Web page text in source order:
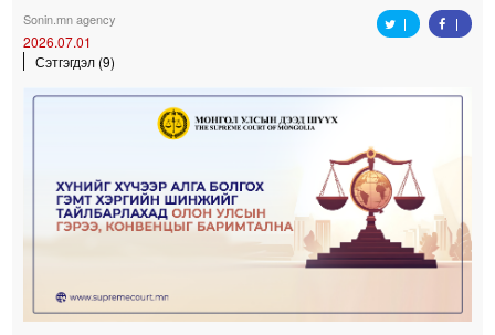
Sonin.mn agency
2026.07.01
Сэтгэгдэл (9)